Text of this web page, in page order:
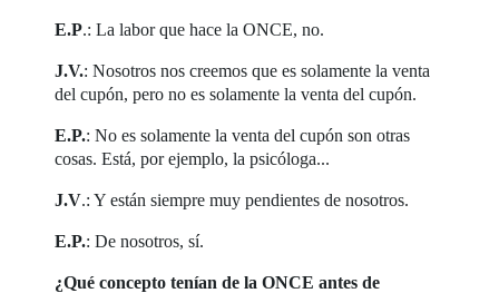
E.P.: La labor que hace la ONCE, no.
J.V.: Nosotros nos creemos que es solamente la venta
del cupón, pero no es solamente la venta del cupón.
E.P.: No es solamente la venta del cupón son otras
cosas. Está, por ejemplo, la psicóloga...
J.V.: Y están siempre muy pendientes de nosotros.
E.P.: De nosotros, sí.
¿Qué concepto tenían de la ONCE antes de